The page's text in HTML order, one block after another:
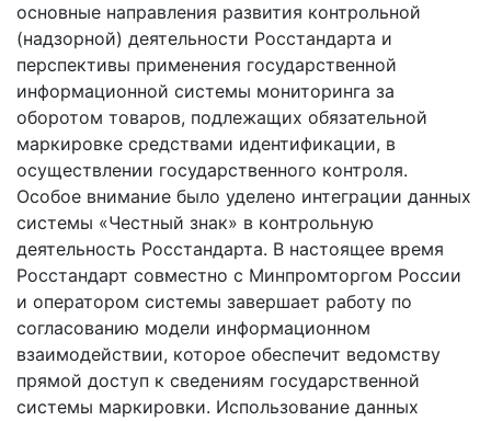
основные направления развития контрольной
(надзорной) деятельности Росстандарта и
перспективы применения государственной
информационной системы мониторинга за
оборотом товаров, подлежащих обязательной
маркировке средствами идентификации, в
осуществлении государственного контроля.
Особое внимание было уделено интеграции данных
системы «Честный знак» в контрольную
деятельность Росстандарта. В настоящее время
Росстандарт совместно с Минпромторгом России
и оператором системы завершает работу по
согласованию модели информационном
взаимодействии, которое обеспечит ведомству
прямой доступ к сведениям государственной
системы маркировки. Использование данных